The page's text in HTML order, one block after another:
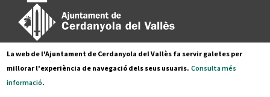
Pl. Francesc Layret, s/n
08290 Cerdanyola del Vallès,
Tel. 935 80 88 88
La web de l'Ajuntament de Cerdanyola del Vallès fa servir galetes per
millorar l'experiència de navegació dels seus usuaris. Consulta més
informació.